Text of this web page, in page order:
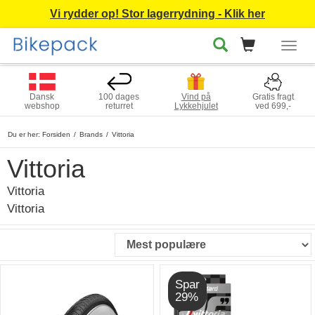
Vi rydder op! Stor lagerrydning - Klik her
Dansk
webshop
100 dages
returret
Vind på
Lykkehjulet
Gratis fragt
ved 699,-
Du er her: Forsiden Brands Vittoria
Vittoria
Vittoria
Vittoria
Spar
29%